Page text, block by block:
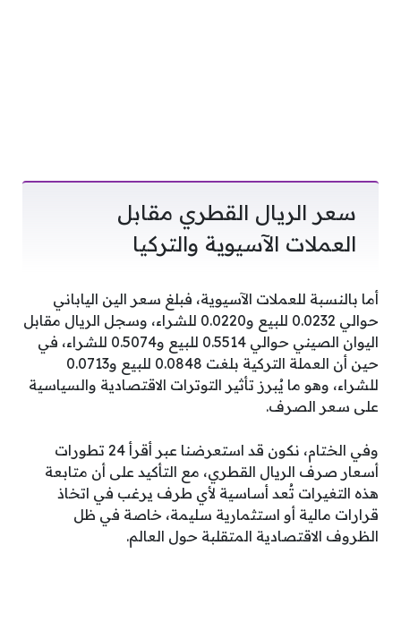
سعر الريال القطري مقابل
العملات الآسيوية والتركيا
أما بالنسبة للعملات الآسيوية، فبلغ سعر الين الياباني
حوالي 0.0232 للبيع و0.0220 للشراء، وسجل الريال مقابل
اليوان الصيني حوالي 0.5514 للبيع و0.5074 للشراء، في
حين أن العملة التركية بلغت 0.0848 للبيع و0.0713
للشراء، وهو ما يُبرز تأثير التوترات الاقتصادية والسياسية
على سعر الصرف.
وفي الختام، نكون قد استعرضنا عبر أقرأ 24 تطورات
أسعار صرف الريال القطري، مع التأكيد على أن متابعة
هذه التغيرات تُعد أساسية لأي طرف يرغب في اتخاذ
قرارات مالية أو استثمارية سليمة، خاصة في ظل
الظروف الاقتصادية المتقلبة حول العالم.